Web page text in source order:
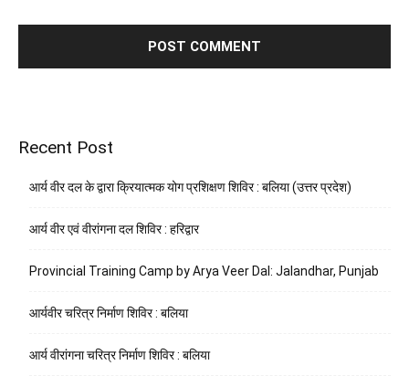
Recent Post
आर्य वीर दल के द्वारा क्रियात्मक योग प्रशिक्षण शिविर : बलिया (उत्तर प्रदेश)
आर्य वीर एवं वीरांगना दल शिविर : हरिद्वार
Provincial Training Camp by Arya Veer Dal: Jalandhar, Punjab
आर्यवीर चरित्र निर्माण शिविर : बलिया
आर्य वीरांगना चरित्र निर्माण शिविर : बलिया